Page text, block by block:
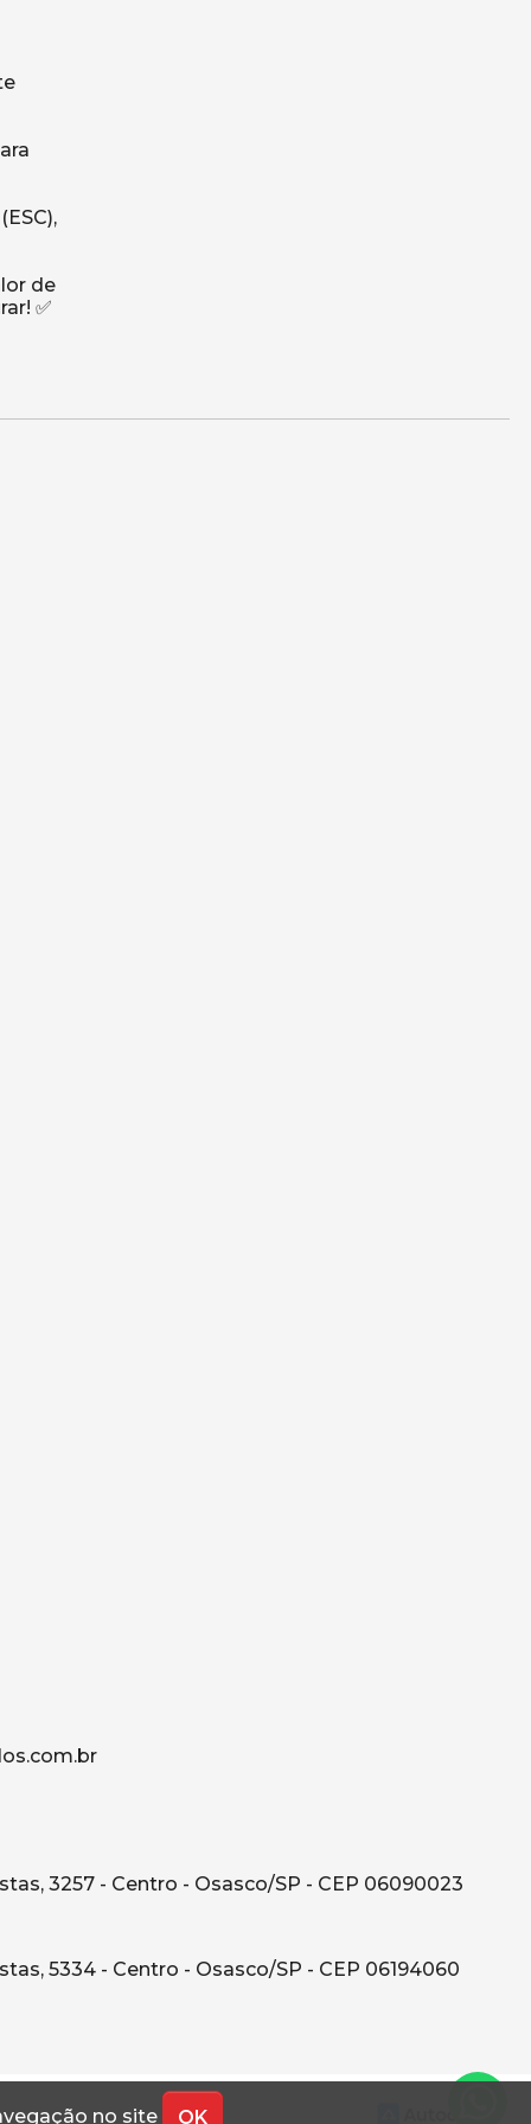
no site OK
de
✅
3257 - Centro - Osasco/SP - CEP 06090023
5334 - Centro - Osasco/SP - CEP 06194060